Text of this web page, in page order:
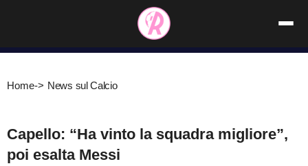
contenuto
Home-> News sul Calcio
Capello: “Ha vinto la squadra migliore”,
poi esalta Messi